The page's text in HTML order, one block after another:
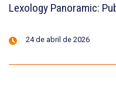
Lexology Panoramic:
24 de abril de 2026